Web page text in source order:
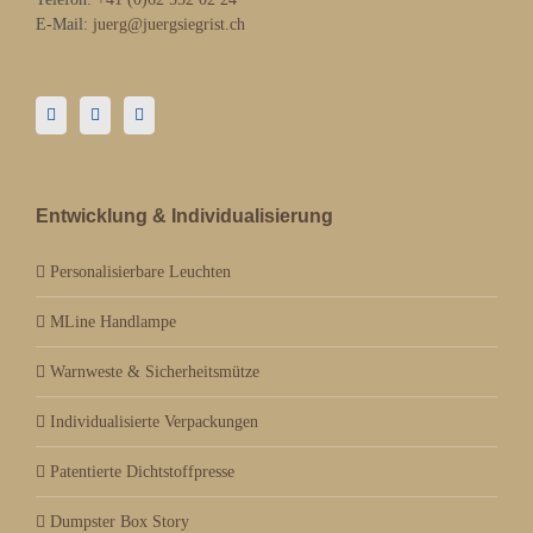
E-Mail: juerg@juergsiegrist.ch
Entwicklung & Individualisierung
Personalisierbare Leuchten
MLine Handlampe
Warnweste & Sicherheitsmütze
Individualisierte Verpackungen
Patentierte Dichtstoffpresse
Dumpster Box Story